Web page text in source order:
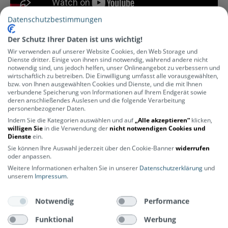
Herstellerinformationen
Hersteller Nummer
GU-TRA-ERW2
Hersteller
Johansson
Kategorie
Zubehör
Lastenrad-Zubehör
Newsletter abonnieren und
Datenschutzbestimmungen
Der Schutz Ihrer Daten ist uns wichtig!
Wir verwenden auf unserer Website Cookies, den Web Storage und
Dienste dritter. Einige von ihnen sind notwendig, während andere nicht
notwendig sind, uns jedoch helfen, unser Onlineangebot zu verbessern und
wirtschaftlich zu betreiben. Die Einwilligung umfasst alle vorausgewählten,
bzw. von Ihnen ausgewählten Cookies und Dienste, und die mit Ihnen
verbundene Speicherung von Informationen auf Ihrem Endgerät sowie
deren anschließendes Auslesen und die folgende Verarbeitung
personenbezogener Daten.
Indem Sie die Kategorien auswählen und auf„Alle akzeptieren“ klicken,
willigen Sie in die Verwendung der nicht notwendigen Cookies und
Diensteein.
Sie können Ihre Auswahl jederzeit über den Cookie-Bannerwiderrufen
oder anpassen.
Weitere Informationen erhalten Sie in unserer Datenschutzerklärung und
unserem Impressum.
Notwendig
Performance
Funktional
Werbung